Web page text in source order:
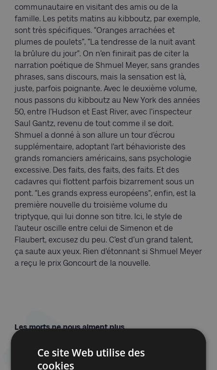
communautaire en visitant des amis ou de la
famille. Les petits matins au kibboutz, par exemple,
sont très spécifiques. “Oranges arrachées et
plumes de poulets”, “La tendresse de la nuit avant
la brûlure du jour”. On n’en finirait pas de citer la
narration poétique de Shmuel Meyer, sans grandes
phrases, sans discours, mais la sensation est là,
juste, parfois poignante. Avec le deuxième volume,
nous passons du kibboutz au New York des années
50, entre l’Hudson et East River, avec l’inspecteur
Saul Gantz, revenu de tout comme il se doit.
Shmuel a donné à son allure un tour d’écrou
supplémentaire, adoptant l’art béhavioriste des
grands romanciers américains, sans psychologie
excessive. Des faits, des faits, des faits. Et des
cadavres qui flottent parfois bizarrement sous un
pont. “Les grands express européens”, enfin, est la
première nouvelle du troisième volume du
triptyque, qui lui donne son titre. Ici, le style de
l’auteur oscille entre celui de Simenon et de
Flaubert, excusez du peu. C’est d’un grand talent,
ça saute aux yeux. Rien d’étonnant si Shmuel Meyer
a reçu le prix Goncourt de la nouvelle.
Les morts ne nous aiment plus
Philippe Grimbert
Ce site Web utilise des
cookies